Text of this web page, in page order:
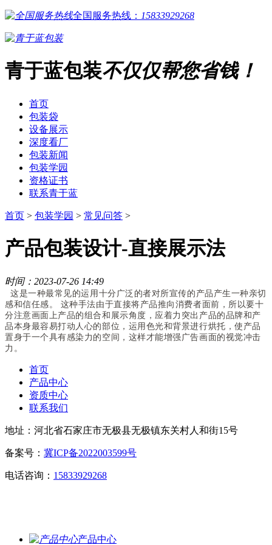
全国服务热线： 15833929268
青于蓝包装不仅仅帮您省钱！
首页
包装袋
设备展示
深度看厂
包装新闻
包装学园
资格证书
联系青于蓝
首页 > 包装学园 > 常见问答 >
产品包装设计-直接展示法
时间：2023-07-26 14:49
这是一种最常见的运用十分广泛的者对所宣传的产品产生一种亲切
感和信任感。 这种手法由于直接将产品推向消费者面前，所以要十
分注意画面上产品的组合和展示角度，应着力突出产品的品牌和产
品本身最容易打动人心的部位，运用色光和背景进行烘托，使产品
置身于一个具有感染力的空间，这样才能增强广告画面的视觉冲击
力。
首页
产品中心
资质中心
联系我们
地址：河北省石家庄市无极县无极镇东关村人和街15号
备案号： 冀ICP备2022003599号
电话咨询： 15833929268
产品中心